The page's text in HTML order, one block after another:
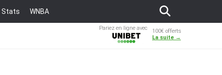
Stats WNBA
Pariez en ligne avec
100€ offerts
La suite →